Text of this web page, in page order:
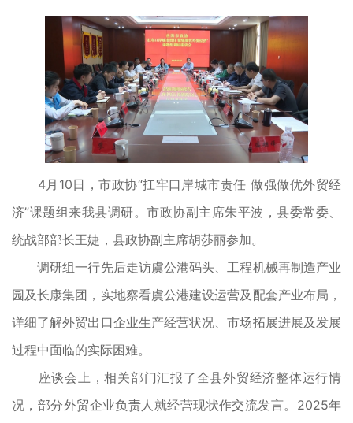
4月10日，市政协“扛牢口岸城市责任 做强做优外贸经
济”课题组来我县调研。市政协副主席朱平波，县委常委、
统战部部长王婕，县政协副主席胡莎丽参加。
调研组一行先后走访虞公港码头、工程机械再制造产业
园及长康集团，实地察看虞公港建设运营及配套产业布局，
详细了解外贸出口企业生产经营状况、市场拓展进展及发展
过程中面临的实际困难。
座谈会上，相关部门汇报了全县外贸经济整体运行情
况，部分外贸企业负责人就经营现状作交流发言。2025年